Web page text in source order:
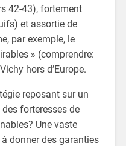
42-43), fortement
et assortie de
par exemple, le
» (comprendre:
hors d’Europe.
reposant sur un
forteresses de
Une vaste
donner des garanties